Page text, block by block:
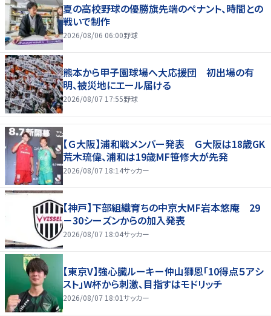
夏の高校野球の優勝旗先端のペナント、時間との
戦いで制作
2026/08/06 06:00野球
熊本から甲子園球場へ大応援団 初出場の有
明、被災地にエール届ける
2026/08/07 17:55野球
【Ｇ大阪】浦和戦メンバー発表 Ｇ大阪は18歳GK
荒木琉偉、浦和は19歳MF笹修大が先発
2026/08/07 18:14サッカー
【神戸】下部組織育ちの中京大MF岩本悠庵 29
－30シーズンからの加入発表
2026/08/07 18:04サッカー
【東京V】強心臓ルーキー仲山獅恩「10得点５アシ
スト」W杯から刺激、目指すはモドリッチ
2026/08/07 18:01サッカー